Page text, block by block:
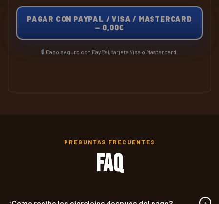
PAGAR CON PAYPAL / VISA / MASTERCARD
— 0,00€
🔒 Pago seguro con PayPal, tarjeta Visa o Mastercard.
PREGUNTAS FRECUENTES
FAQ